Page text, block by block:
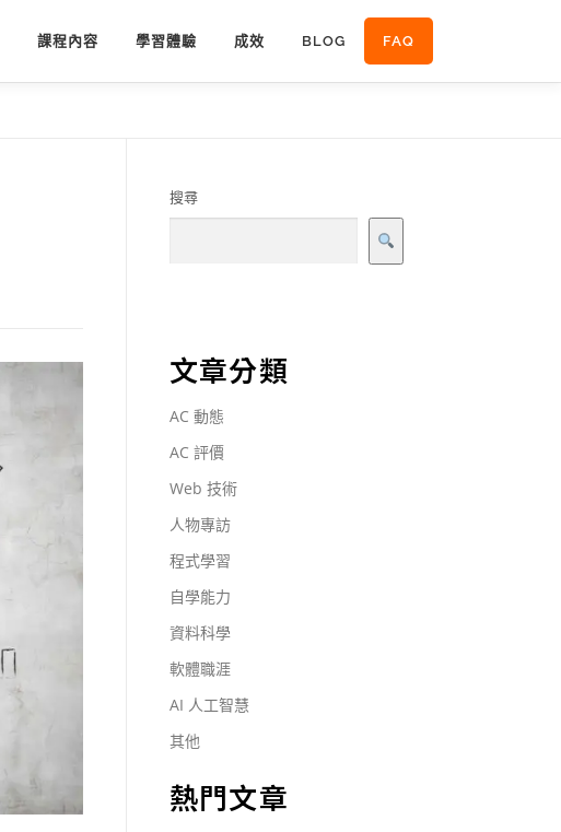
課程內容 學習體驗 成效 BLOG FAQ
搜尋
文章分類
AC 動態
AC 評價
Web 技術
人物專訪
程式學習
自學能力
資料科學
軟體職涯
AI 人工智慧
其他
熱門文章